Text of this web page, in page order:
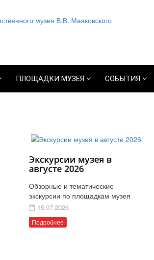
ПЛОЩАДКИ МУЗЕЯ СОБЫТИЯ
Экскурсии музея в
августе 2026
Обзорные и тематические
экскурсии по площадкам музея
15.07.2026
Подробнее